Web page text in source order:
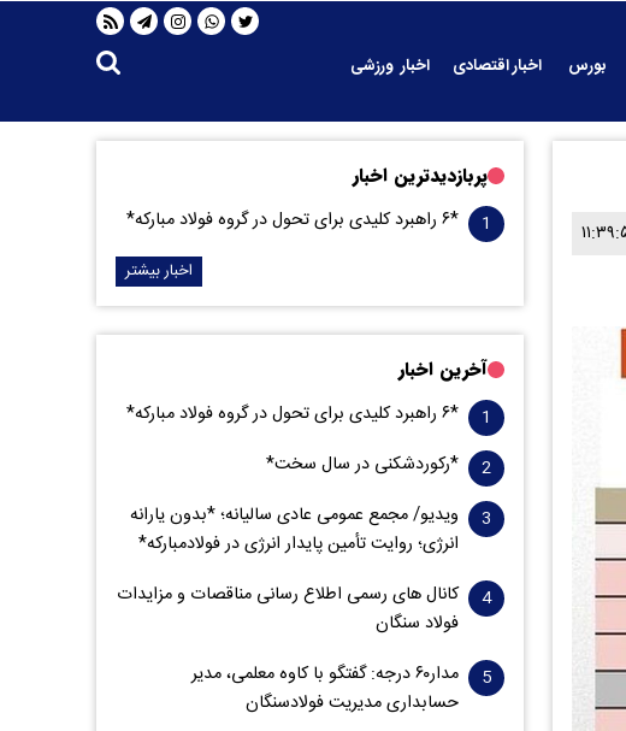
بورس اخبار اقتصادی
اخبار ورزشی
پربازدیدترین اخبار
*۶ راهبرد کلیدی برای تحول در گروه فولاد مبارکه*
اخبار بیشتر
آخرین اخبار
*۶ راهبرد کلیدی برای تحول در گروه فولاد مبارکه*
*رکوردشکنی در سال سخت*
ویدیو/ مجمع عمومی عادی سالیانه؛ *بدون یارانه
انرژی؛ روایت تأمین پایدار انرژی در فولادمبارکه*
کانال های رسمی اطلاع رسانی مناقصات و مزایدات
فولاد سنگان
مدار‌۶٠ درجه: گفتگو با کاوه معلمی، مدیر
حسابداری مدیریت فولادسنگان